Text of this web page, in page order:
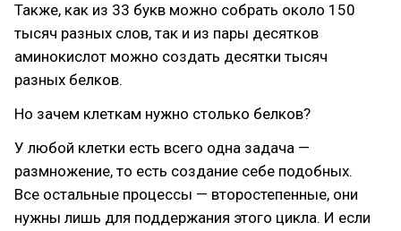
Также, как из 33 букв можно собрать около 150
тысяч разных слов, так и из пары десятков
аминокислот можно создать десятки тысяч
разных белков.
Но зачем клеткам нужно столько белков?
У любой клетки есть всего одна задача —
размножение, то есть создание себе подобных.
Все остальные процессы — второстепенные, они
нужны лишь для поддержания этого цикла. И если